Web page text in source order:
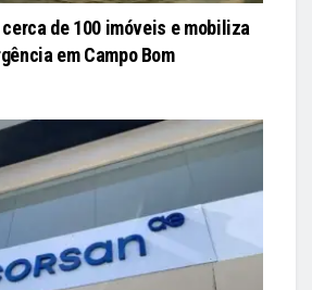
de 100 imóveis e mobiliza
em Campo Bom